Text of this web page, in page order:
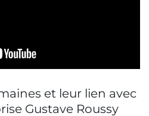
et leur lien avec
Gustave Roussy